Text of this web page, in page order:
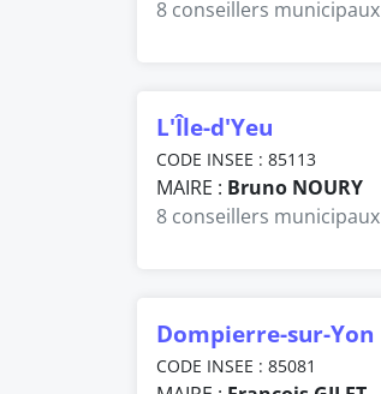
8 conseillers municipaux
L'Île-d'Yeu
CODE INSEE : 85113
MAIRE : Bruno NOURY
8 conseillers municipaux
Dompierre-sur-Yon
CODE INSEE : 85081